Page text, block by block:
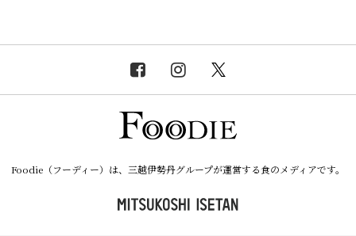
Foodie（フーディー）は、三越伊勢丹グループが運営する食のメディアです。